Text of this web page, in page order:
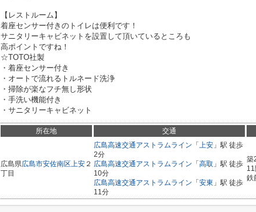
【レストルーム】
着座センサー付きのトイレは便利です！
サニタリーキャビネットを設置して頂いているところも
高ポイントですね！
☆TOTO社製
・着座センサー付き
・オートで流れるトルネード洗浄
・掃除が楽なフチ無し形状
・手洗い機能付き
・サニタリーキャビネット
所在地 交通
広島県広島市安佐南区上安 ２
丁目
広島高速交通アストラムライン 「 上安 」駅 徒歩
2分
広島高速交通アストラムライン 「 高取 」駅 徒歩
10分
広島高速交通アストラムライン 「 安東 」駅 徒歩
11分
築
鉄